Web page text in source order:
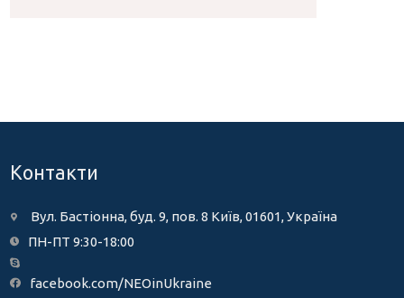
Контакти
Вул. Бастіонна, буд. 9, пов. 8 Київ, 01601, Україна
ПН-ПТ 9:30-18:00
facebook.com/NEOinUkraine